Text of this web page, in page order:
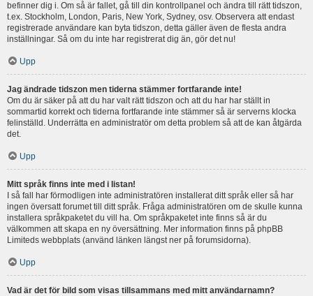
befinner dig i. Om så är fallet, gå till din kontrollpanel och ändra till rätt tidszon,
t.ex. Stockholm, London, Paris, New York, Sydney, osv. Observera att endast
registrerade användare kan byta tidszon, detta gäller även de flesta andra
inställningar. Så om du inte har registrerat dig än, gör det nu!
Upp
Jag ändrade tidszon men tiderna stämmer fortfarande inte!
Om du är säker på att du har valt rätt tidszon och att du har har ställt in
sommartid korrekt och tiderna fortfarande inte stämmer så är serverns klocka
felinställd. Underrätta en administratör om detta problem så att de kan åtgärda
det.
Upp
Mitt språk finns inte med i listan!
I så fall har förmodligen inte administratören installerat ditt språk eller så har
ingen översatt forumet till ditt språk. Fråga administratören om de skulle kunna
installera språkpaketet du vill ha. Om språkpaketet inte finns så är du
välkommen att skapa en ny översättning. Mer information finns på phpBB
Limiteds webbplats (använd länken längst ner på forumsidorna).
Upp
Vad är det för bild som visas tillsammans med mitt användarnamn?